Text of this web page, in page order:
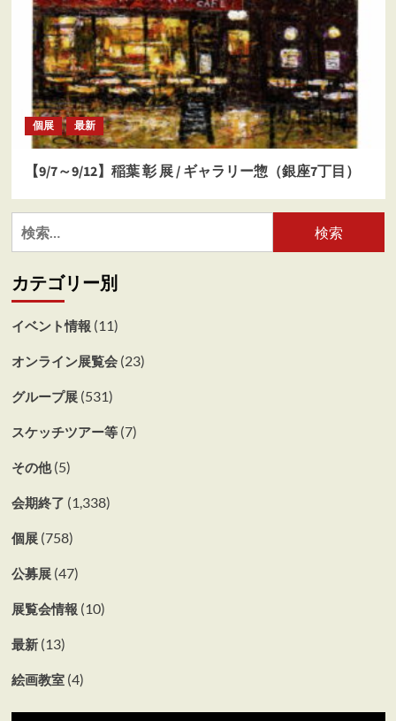
個展 最新
【9/7～9/12】稲葉 彰 展 / ギャラリー惣（銀座7丁目）
検
索:
カテゴリー別
イベント情報 (11)
オンライン展覧会(23)
グループ展(531)
スケッチツアー等(7)
その他(5)
会期終了 (1,338)
個展(758)
公募展(47)
展覧会情報 (10)
最新(13)
絵画教室(4)